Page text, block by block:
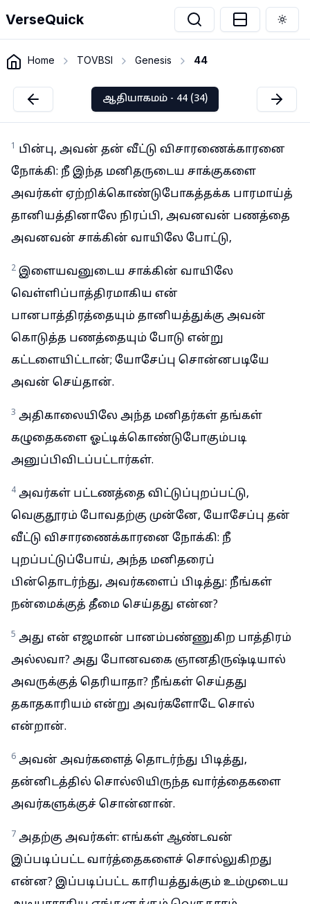
VerseQuick
Home TOVBSI Genesis 44
ஆதியாகமம் - 44 (34)
1 பின்பு, அவன் தன் வீட்டு விசாரணைக்காரனை
நோக்கி: நீ இந்த மனிதருடைய சாக்குகளை
அவர்கள் ஏற்றிக்கொண்டுபோகத்தக்க பாரமாய்த்
தானியத்தினாலே நிரப்பி, அவனவன் பணத்தை
அவனவன் சாக்கின் வாயிலே போட்டு,
2 இளையவனுடைய சாக்கின் வாயிலே
வெள்ளிப்பாத்திரமாகிய என்
பானபாத்திரத்தையும் தானியத்துக்கு அவன்
கொடுத்த பணத்தையும் போடு என்று
கட்டளையிட்டான்; யோசேப்பு சொன்னபடியே
அவன் செய்தான்.
3 அதிகாலையிலே அந்த மனிதர்கள் தங்கள்
கழுதைகளை ஓட்டிக்கொண்டுபோகும்படி
அனுப்பிவிடப்பட்டார்கள்.
4 அவர்கள் பட்டணத்தை விட்டுப்புறப்பட்டு,
வெகுதூரம் போவதற்கு முன்னே, யோசேப்பு தன்
வீட்டு விசாரணைக்காரனை நோக்கி: நீ
புறப்பட்டுப்போய், அந்த மனிதரைப்
பின்தொடர்ந்து, அவர்களைப் பிடித்து: நீங்கள்
நன்மைக்குத் தீமை செய்தது என்ன?
5 அது என் எஜமான் பானம்பண்ணுகிற பாத்திரம்
அல்லவா? அது போனவகை ஞானதிருஷ்டியால்
அவருக்குத் தெரியாதா? நீங்கள் செய்தது
தகாதகாரியம் என்று அவர்களோடே சொல்
என்றான்.
6 அவன் அவர்களைத் தொடர்ந்து பிடித்து,
தன்னிடத்தில் சொல்லியிருந்த வார்த்தைகளை
அவர்களுக்குச் சொன்னான்.
7 அதற்கு அவர்கள்: எங்கள் ஆண்டவன்
இப்படிப்பட்ட வார்த்தைகளைச் சொல்லுகிறது
என்ன? இப்படிப்பட்ட காரியத்துக்கும் உம்முடைய